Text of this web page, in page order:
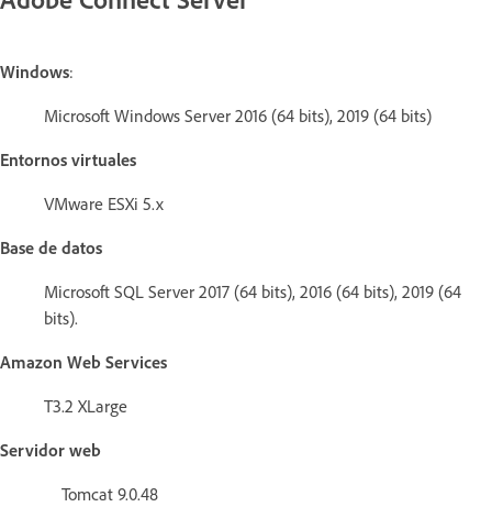
Windows:
Microsoft Windows Server 2016 (64 bits), 2019 (64 bits)
Entornos virtuales
VMware ESXi 5.x
Base de datos
Microsoft SQL Server 2017 (64 bits), 2016 (64 bits), 2019 (64
bits).
Amazon Web Services
T3.2 XLarge
Servidor web
Tomcat 9.0.48